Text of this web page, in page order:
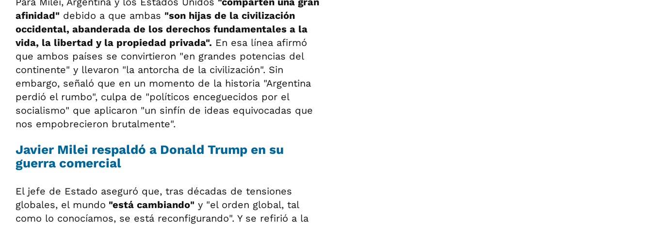
afinidad" debido a que ambas "son hijas de la civilización
occidental, abanderada de los derechos fundamentales a la
vida, la libertad y la propiedad privada". En esa línea afirmó
que ambos países se convirtieron "en grandes potencias del
continente" y llevaron "la antorcha de la civilización". Sin
embargo, señaló que en un momento de la historia "Argentina
perdió el rumbo", culpa de "políticos enceguecidos por el
socialismo" que aplicaron "un sinfín de ideas equivocadas que
nos empobrecieron brutalmente".
Javier Milei respaldó a Donald Trump en su
guerra comercial
El jefe de Estado aseguró que, tras décadas de tensiones
globales, el mundo "está cambiando" y "el orden global, tal
como lo conocíamos, se está reconfigurando". Y se refirió a la